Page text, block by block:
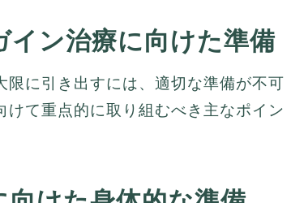
イン治療に向けた準備
限に引き出すには、適切な準備が不可
けて重点的に取り組むべき主なポイン